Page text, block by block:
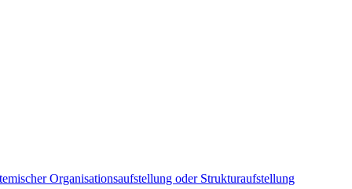
Organisationsaufstellung oder Strukturaufstellung